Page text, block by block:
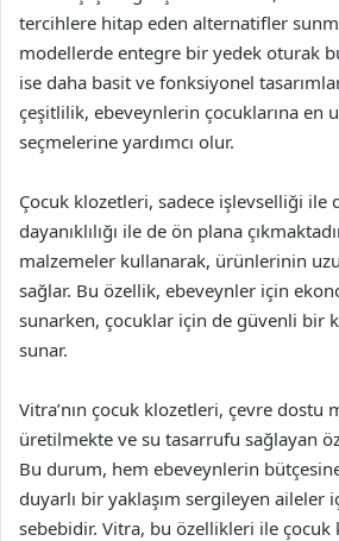
tercihlere hitap eden alternatifler
modellerde entegre bir yedek oturak
ise daha basit ve fonksiyonel
çeşitlilik, ebeveynlerin çocuklarına en
seçmelerine yardımcı olur.
Çocuk klozetleri, sadece işlevselliği ile
dayanıklılığı ile de ön plana
malzemeler kullanarak, ürünlerinin
sağlar. Bu özellik, ebeveynler için
sunarken, çocuklar için de güvenli bir
sunar.
Vitra’nın çocuk klozetleri, çevre dostu
üretilmekte ve su tasarrufu sağlayan
Bu durum, hem ebeveynlerin
duyarlı bir yaklaşım sergileyen aileler
sebebidir. Vitra, bu özellikleri ile çocuk